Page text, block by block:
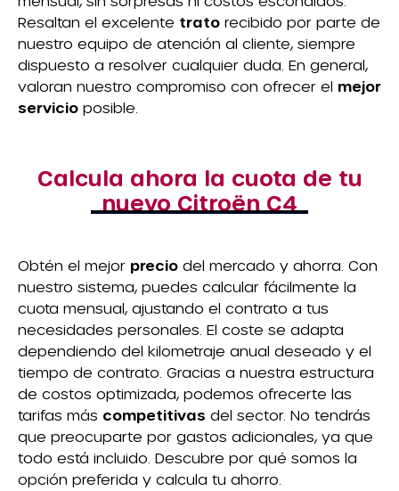
Resaltan el excelente trato recibido por parte de
nuestro equipo de atención al cliente, siempre
dispuesto a resolver cualquier duda. En general,
valoran nuestro compromiso con ofrecer el mejor
servicio posible.
Calcula ahora la cuota de tu
nuevo Citroën C4
Obtén el mejor precio del mercado y ahorra. Con
nuestro sistema, puedes calcular fácilmente la
cuota mensual, ajustando el contrato a tus
necesidades personales. El coste se adapta
dependiendo del kilometraje anual deseado y el
tiempo de contrato. Gracias a nuestra estructura
de costos optimizada, podemos ofrecerte las
tarifas más competitivas del sector. No tendrás
que preocuparte por gastos adicionales, ya que
todo está incluido. Descubre por qué somos la
opción preferida y calcula tu ahorro.